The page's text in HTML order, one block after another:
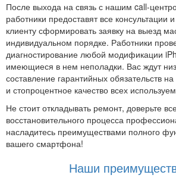
После выхода на связь с нашим call-
работники предоставят все консультации
клиенту сформировать заявку на выезд
индивидуальном порядке. Работники
диагностирование любой модификации
имеющиеся в нем неполадки. Вас ждут
составление гарантийных обязательств
и стопроцентное качество всех
Не стоит откладывать ремонт, доверьте
восстановительного процесса
насладитесь преимуществами полного
вашего смартфона!
Наши